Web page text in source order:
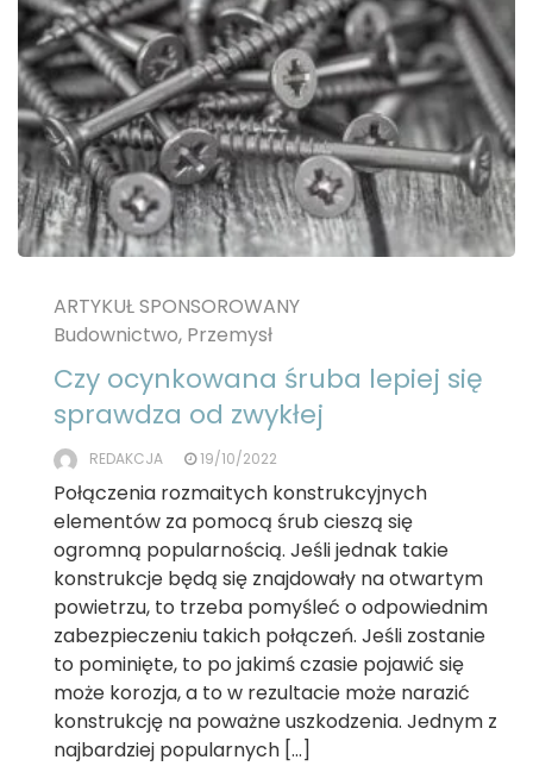
ARTYKUŁ SPONSOROWANY
Budownictwo, Przemysł
Czy ocynkowana śruba lepiej się
sprawdza od zwykłej
REDAKCJA 19/10/2022
Połączenia rozmaitych konstrukcyjnych
elementów za pomocą śrub cieszą się
ogromną popularnością. Jeśli jednak takie
konstrukcje będą się znajdowały na otwartym
powietrzu, to trzeba pomyśleć o odpowiednim
zabezpieczeniu takich połączeń. Jeśli zostanie
to pominięte, to po jakimś czasie pojawić się
może korozja, a to w rezultacie może narazić
konstrukcję na poważne uszkodzenia. Jednym z
najbardziej popularnych […]